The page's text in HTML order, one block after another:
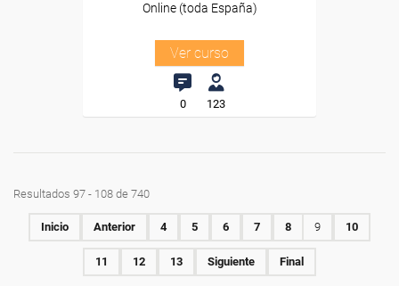
Online (toda España)
Ver curso
0 123
Resultados 97 - 108 de 740
Inicio Anterior 4 5 6 7 8 9 10
11 12 13 Siguiente Final